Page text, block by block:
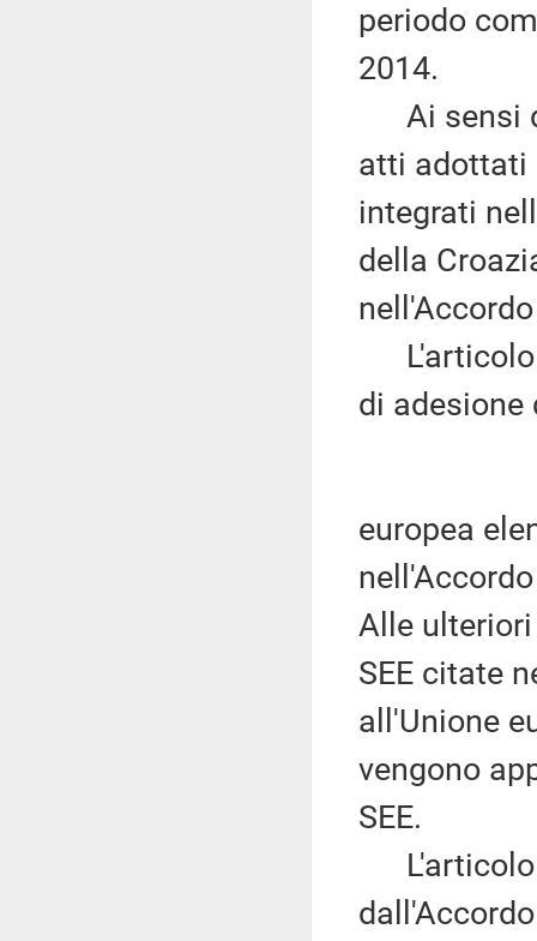
periodo
2014.
Ai sensi
atti adottati
integrati
della
L'articolo
di adesione
europea
Alle
SEE citate
all'Unione
vengono
SEE.
L'articolo